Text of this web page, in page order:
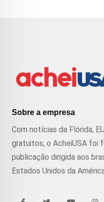
Sobre a empresa
Com notícias da Flórida,
gratuitos, o AcheiUSA foi
publicação dirigida aos
Estados Unidos da